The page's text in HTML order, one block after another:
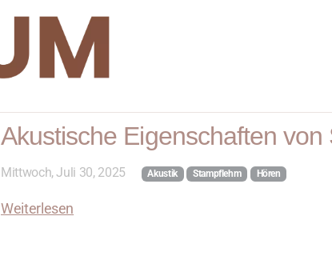
Akustische Eigenschaften von
Mittwoch, Juli 30, 2025 Akustik Stampflehm Hören
Weiterlesen